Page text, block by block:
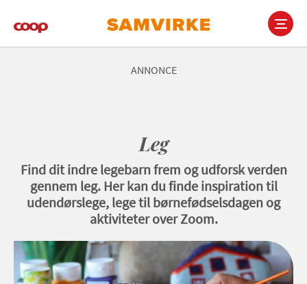
ANNONCE
Leg
Find dit indre legebarn frem og udforsk verden
gennem leg. Her kan du finde inspiration til
udendørslege, lege til børnefødselsdagen og
aktiviteter over Zoom.